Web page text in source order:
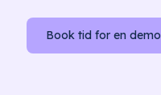
Book tid for en demo